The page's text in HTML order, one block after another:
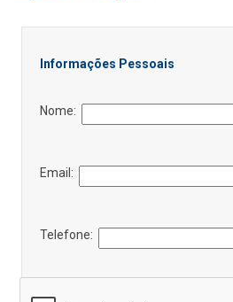
Informações Pessoais
Nome:
Email:
Telefone: